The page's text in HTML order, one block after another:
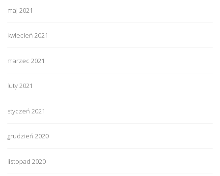
maj 2021
kwiecień 2021
marzec 2021
luty 2021
styczeń 2021
grudzień 2020
listopad 2020